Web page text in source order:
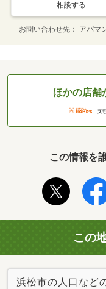
相談する
お問い合わせ先 アパマ
ほかの店舗
この情報を
この
浜松市の人口など